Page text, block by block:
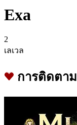
Exa
2
เลเวล
การติดตาม